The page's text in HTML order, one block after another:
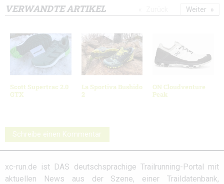
VERWANDTE ARTIKEL
Scott Supertrac 2.0
GTX
La Sportiva Bushido
2
ON Cloudventure
Peak
Weiter
Schreibe einen Kommentar
xc-run.de ist DAS deutschsprachige Trailrunning-Portal mit
aktuellen News aus der Szene, einer Traildatenbank,